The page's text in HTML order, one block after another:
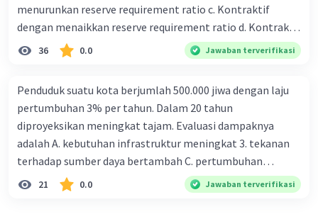
menurunkan reserve requirement ratio c. Kontraktif
dengan menaikkan reserve requirement ratio d. Kontraktif
dengan menurunkan reserve requirement ratio e.
Ekspansif dengan menaikkan tingkat diskonto Bila Bank
ceteris paribus maka .... a. Menimbulkan inflasi di mana
bentuk kurva jumlah uang beredar (penawaran uang) naik
dari kiri bawah ke kanan atas b. Menimbulkan deflasi di
mana bentuk kurva jumlah uang beredar (penawaran
uang) naik dari kiri bawah ke kanan atas c. Tingkat bunga
meningkat di mana bentuk kurva jumlah uang beredar
36 0.0 Jawaban terverifikasi
Penduduk suatu kota berjumlah 500.000 jiwa dengan laju
pertumbuhan 3% per tahun. Dalam 20 tahun
diproyeksikan meningkat tajam. Evaluasi dampaknya
adalah A. kebutuhan infrastruktur meningkat 3. tekanan
terhadap sumber daya bertambah C. pertumbuhan
eksponensial berdampak jangka panjang D. tidak
memengaruhi tata ruang E. proyeksi penduduk penting
21 0.0 Jawaban terverifikasi